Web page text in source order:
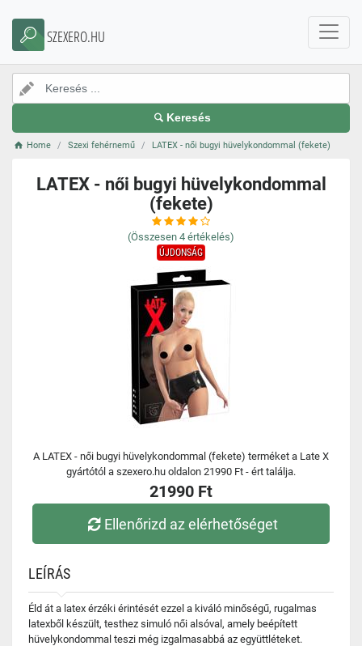
SZEXERO.HU
Keresés
Home Szexi fehérnemű LATEX - női bugyi hüvelykondommal (fekete)
LATEX - női bugyi hüvelykondommal
(fekete)
(Összesen 4 értékelés)
ÚJDONSÁG
A LATEX - női bugyi hüvelykondommal (fekete) terméket a Late X
gyártótól a szexero.hu oldalon 21990 Ft - ért találja.
21990 Ft
Ellenőrizd az elérhetőséget
LEÍRÁS
Éld át a latex érzéki érintését ezzel a kiváló minőségű, rugalmas
latexből készült, testhez simuló női alsóval, amely beépített
hüvelykondommal teszi még izgalmasabbá az együttléteket.